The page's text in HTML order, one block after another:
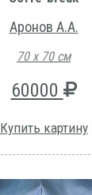
Аронов А.А.
70 х 70 см
60000
Купить картину